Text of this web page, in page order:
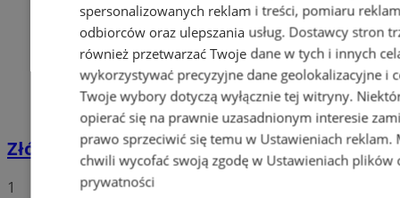
Złóż wniosek o dodatek węglowy
1
spersonalizowanych reklam i treści, pomiaru
odbiorców oraz ulepszania usług. Dostawcy stron
również przetwarzać Twoje dane w tych i innych
wykorzystywać precyzyjne dane geolokalizacyjne i
Twoje wybory dotyczą wyłącznie tej witryny.
opierać się na prawnie uzasadnionym interesie
prawo sprzeciwić się temu w Ustawieniach reklam.
chwili wycofać swoją zgodę w Ustawieniach plików
prywatności